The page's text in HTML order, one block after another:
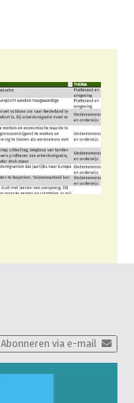
Abonneren via e-mail